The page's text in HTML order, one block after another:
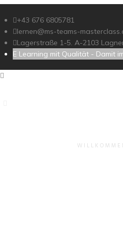
+43 676 6805781
lernen@ms-teams-
Lagerstraße 1-5. A-2103
E Learning mit Qualität - Damit